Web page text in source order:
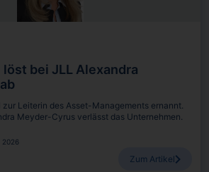
bei JLL Alexandra
Leiterin des Asset-Managements ernannt.
Meyder-Cyrus verlässt das Unternehmen.
2026
Zum Artikel